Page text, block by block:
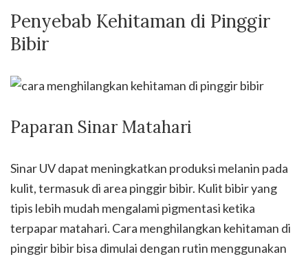
Penyebab Kehitaman di Pinggir
Bibir
Paparan Sinar Matahari
Sinar UV dapat meningkatkan produksi melanin pada
kulit, termasuk di area pinggir bibir. Kulit bibir yang
tipis lebih mudah mengalami pigmentasi ketika
terpapar matahari. Cara menghilangkan kehitaman di
pinggir bibir bisa dimulai dengan rutin menggunakan